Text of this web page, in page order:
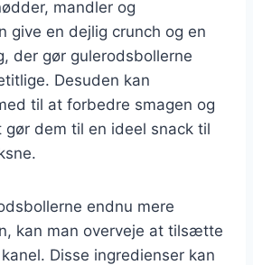
mandler og
give en dejlig crunch og en
der gør gulerodsbollerne
Desuden kan
til at forbedre smagen og
dem til en ideel snack til
endnu mere
kan man overveje at tilsætte
Disse ingredienser kan